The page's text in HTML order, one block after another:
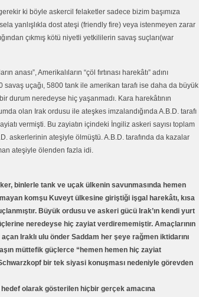
ki böyle askercil felaketler sadece bizim başımıza
yanlışlıkla dost ateşi (friendly fire) veya istenmeyen zarar
çıkmış kötü niyetli yetkililerin savaş suçları(war
anası”, Amerikalıların “çöl fırtınası harekâtı” adını
uçağı, 5800 tank ile amerikan tarafı ise daha da büyük
durum neredeyse hiç yaşanmadı. Kara harekâtının
olan Irak ordusu ile ateşkes imzalandığında A.B.D. tarafı
vermişti. Bu zayiatın içindeki İngiliz askeri sayısı toplam
askerlerinin ateşiyle ölmüştü. A.B.D. tarafında da kazalar
ateşiyle ölenden fazla idi.
binlerle tank ve uçak ülkenin savunmasında hemen
komşu Kuveyt ülkesine giriştiği işgal harekâtı, kısa
Büyük ordusu ve askeri gücü Irak’ın kendi yurt
neredeyse hiç zayiat verdirememiştir. Amaçlarının
Iraklı ulu önder Saddam her şeye rağmen iktidarını
müttefik güçlerce “hemen hemen hiç zayiat
bir tek siyasi konuşması nedeniyle görevden
olarak gösterilen hiçbir gerçek amacına